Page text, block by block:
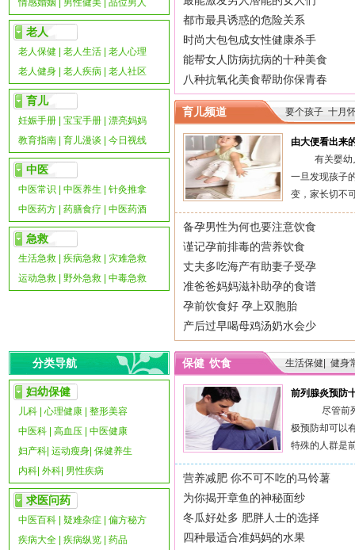
情感婚姻
男性健美| 品位男人
老人
老人保健 老人生活| 老人心理
老人健身| 老人疾病| 老人社区
育儿
妊娠手册| 宝宝手册| 漂亮妈妈
教育指南| 育儿漫谈 今日视线
中医
中医常识 中医养生
针灸推拿
中医药方| 药膳食疗 中医药酒
急救
生活急救| 疾病急救|
灾难急救
运动急救| 野外急救| 中毒急救
都市最具诱惑的危险关系
时尚大包包成女性健康杀手
能帮女人防病抗病的十种美食
八种抗氧化美食帮助你保青春
育儿频道 要个孩子 十月
由大便看出来
有关婴幼
一旦发现孩子
变，家长切不
备孕男性为何也要注意饮食
谨记孕前排毒的营养饮食
丈夫多吃海产有助妻子受孕
准爸爸妈妈滋补助孕的食谱
孕前饮食好 孕上双胞胎
产后过早喝母鸡汤奶水会少
分类导航
妇幼保健
儿科| 心理健康| 整形美容
中医科| 高血压| 中医健康
妇产科| 运动瘦身| 保健养生
内科| 外科| 男性疾病
求医问药
中医百科| 疑难杂症| 偏方秘方
疾病大全| 疾病纵览| 药品
保健 饮食 生活保健| 健身
前列腺炎预防
尽管前列
极预防却可以
特殊的人群是
营养减肥 你不可不吃的马铃薯
为你揭开章鱼的神秘面纱
冬瓜好处多 肥胖人士的选择
四种最适合准妈妈的水果